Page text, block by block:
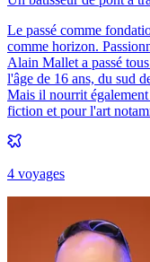
Le passé comme
comme horizon.
Alain Mallet a passé
l'âge de 16 ans, du sud
Mais il nourrit
fiction et pour l'art
4 voyages